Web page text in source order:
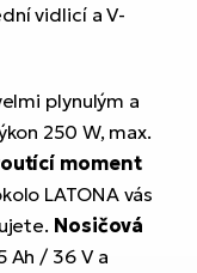
vidlicí a V-
plynulým a
250 W, max.
moment
LATONA vás
Nosičová
Ah / 36 V a